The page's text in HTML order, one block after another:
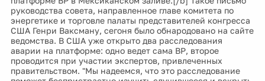
руководства совета, направленное главе комитета по
энергетике и торговле палаты представителей конгресса
США Генри Ваксману, сегоня было обнародовано на сайте
ведомства. В США уже открыто два расследования
аварии на платформе: одно ведет сама ВР, второе
проводится при участии экспертов, привлеченных
правительством. "Мы надеемся, что это расследование